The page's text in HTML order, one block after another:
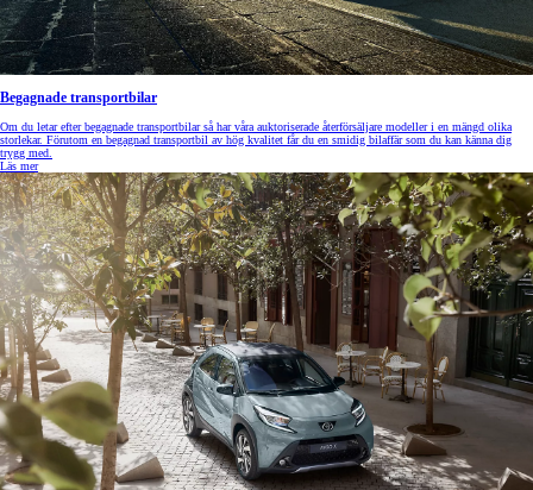
Begagnade transportbilar
Om du letar efter begagnade transportbilar så har våra auktoriserade återförsäljare modeller i en mängd olika
storlekar. Förutom en begagnad transportbil av hög kvalitet får du en smidig bilaffär som du kan känna dig
trygg med.
Läs mer